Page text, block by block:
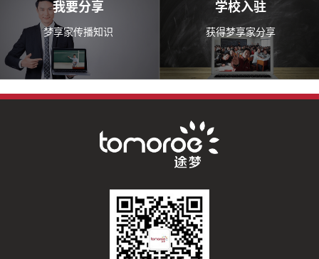
我要分享
梦享家传播知识
学校入驻
获得梦享家分享